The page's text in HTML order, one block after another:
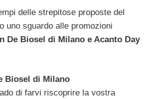
delle strepitose proposte del
uno sguardo alle promozioni
De Biosel di Milano e Acanto Day
Biosel di Milano
di farvi riscoprire la vostra